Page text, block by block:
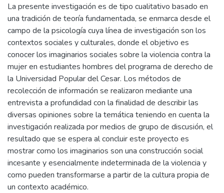
La presente investigación es de tipo cualitativo basado en
una tradición de teoría fundamentada, se enmarca desde el
campo de la psicología cuya línea de investigación son los
contextos sociales y culturales, donde el objetivo es
conocer los imaginarios sociales sobre la violencia contra la
mujer en estudiantes hombres del programa de derecho de
la Universidad Popular del Cesar. Los métodos de
recolección de información se realizaron mediante una
entrevista a profundidad con la finalidad de describir las
diversas opiniones sobre la temática teniendo en cuenta la
investigación realizada por medios de grupo de discusión, el
resultado que se espera al concluir este proyecto es
mostrar como los imaginarios son una construcción social
incesante y esencialmente indeterminada de la violencia y
como pueden transformarse a partir de la cultura propia de
un contexto académico.